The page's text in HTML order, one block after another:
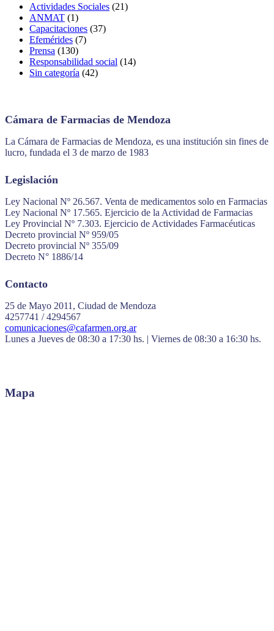
Actividades Sociales (21)
ANMAT (1)
Capacitaciones (37)
Efemérides (7)
Prensa (130)
Responsabilidad social (14)
Sin categoría (42)
Cámara de Farmacias de Mendoza
La Cámara de Farmacias de Mendoza, es una institución sin fines de
lucro, fundada el 3 de marzo de 1983
Legislación
Ley Nacional Nº 26.567. Venta de medicamentos solo en Farmacias
Ley Nacional Nº 17.565. Ejercicio de la Actividad de Farmacias
Ley Provincial Nº 7.303. Ejercicio de Actividades Farmacéuticas
Decreto provincial Nº 959/05
Decreto provincial Nº 355/09
Decreto N° 1886/14
Contacto
25 de Mayo 2011, Ciudad de Mendoza
4257741 / 4294567
comunicaciones@cafarmen.org.ar
Lunes a Jueves de 08:30 a 17:30 hs. | Viernes de 08:30 a 16:30 hs.
Mapa